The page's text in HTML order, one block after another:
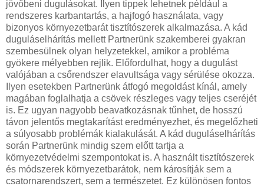
jövőbeni dugulásokat. Ilyen tippek lehetnek például a
rendszeres karbantartás, a hajfogó használata, vagy
bizonyos környezetbarát tisztítószerek alkalmazása. A kád
duguláselhárítás mellett Partnerünk szakemberei gyakran
szembesülnek olyan helyzetekkel, amikor a probléma
gyökere mélyebben rejlik. Előfordulhat, hogy a dugulást
valójában a csőrendszer elavultsága vagy sérülése okozza.
Ilyen esetekben Partnerünk átfogó megoldást kínál, amely
magában foglalhatja a csövek részleges vagy teljes cseréjét
is. Ez ugyan nagyobb beavatkozásnak tűnhet, de hosszú
távon jelentős megtakarítást eredményezhet, és megelőzheti
a súlyosabb problémák kialakulását. A kád duguláselhárítás
során Partnerünk mindig szem előtt tartja a
környezetvédelmi szempontokat is. A használt tisztítószerek
és módszerek környezetbarátok, nem károsítják sem a
csatornarendszert, sem a természetet. Ez különösen fontos